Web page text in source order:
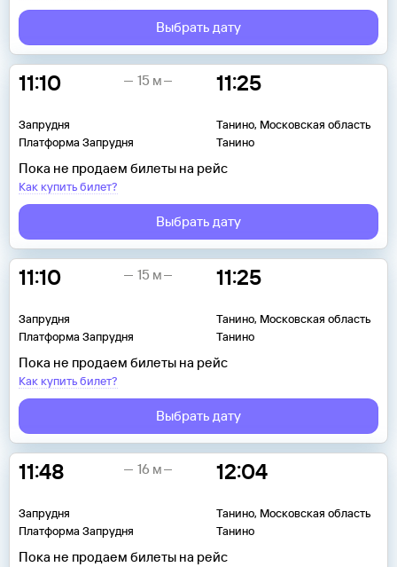
Выбрать дату
11:10
Запрудня
Платформа Запрудня
11:25
Танино, Московская область
Танино
15 м
Пока не продаем билеты на рейс
Как купить билет?
Выбрать дату
11:10
Запрудня
Платформа Запрудня
11:25
Танино, Московская область
Танино
15 м
Пока не продаем билеты на рейс
Как купить билет?
Выбрать дату
11:48
Запрудня
Платформа Запрудня
12:04
Танино, Московская область
Танино
16 м
Пока не продаем билеты на рейс